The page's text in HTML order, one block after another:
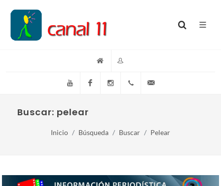
YouTube FacebookInstagram(+54)(9)3548-576073
Buscar: pelear
Inicio Búsqueda Buscar Pelear